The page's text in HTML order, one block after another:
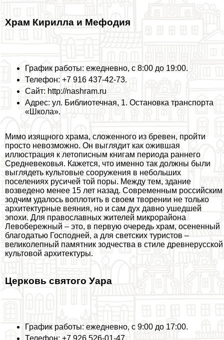
Храм Кирилла и Мефодия
График работы: ежедневно, с 8:00 до 19:00.
Телефон: +7 916 437-42-73.
Сайт: http://nashram.ru
Адрес: ул. Библиотечная, 1. Остановка трaнcпорта
«Школа».
Мимо изящного храма, сложенного из бревен, пройти
просто невозможно. Он выглядит как ожившая
иллюстрация к летописным книгам периода раннего
Средневековья. Кажется, что именно так должны были
выглядеть культовые сооружения в небольших
поселениях русичей той поры. Между тем, здание
возведено менее 15 лет назад. Современным российским
зодчим удалось воплотить в своем творении не только
архитектурные веяния, но и сам дух давно ушедшей
эпохи. Для православных жителей микрорайона
Левобережный – это, в первую очередь храм, осененный
благодатью Господней, а для светских туристов –
великолепный памятник зодчества в стиле древнерусской
культовой архитектуры.
Церковь святого Уара
График работы: ежедневно, с 9:00 до 17:00.
Телефон: +7 926 526-01-47.